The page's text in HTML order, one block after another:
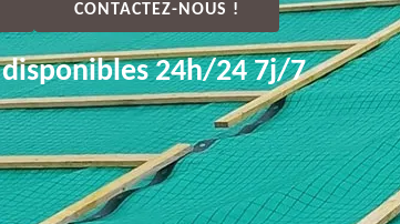
CONTACTEZ-NOUS !
24h/24 7j/7